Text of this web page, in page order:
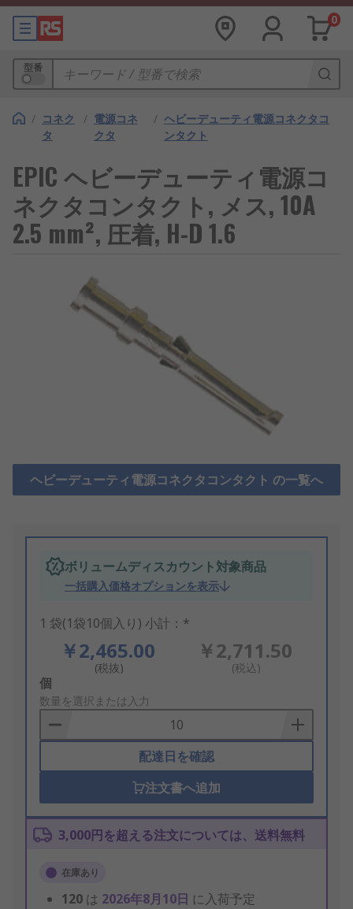
0
型番
/ コネク
タ
/ 電源コネ
クタ
/ ヘビーデューティ電源コネクタコ
ンタクト
EPIC ヘビーデューティ電源コ
ネクタコンタクト, メス, 10A
2.5 mm², 圧着, H-D 1.6
ヘビーデューティ電源コネクタコンタクト の一覧へ
ボリュームディスカウント対象商品
一括購入価格オプションを表示
1 袋(1袋10個入り) 小計：*
￥2,465.00
(税抜)
￥2,711.50
(税込)
Add
to
Basket
個
数量を選択または入力
配達日を確認
注文書へ追加
3,000円を超える注文については、送料無料
在庫あり
120 は 2026年8月10日 に入荷予定